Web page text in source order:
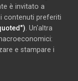
è invitato a
contenuti preferiti
. Un'altra
e stampare i